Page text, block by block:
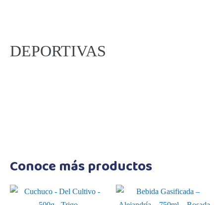
DEPORTIVAS
Conoce más productos